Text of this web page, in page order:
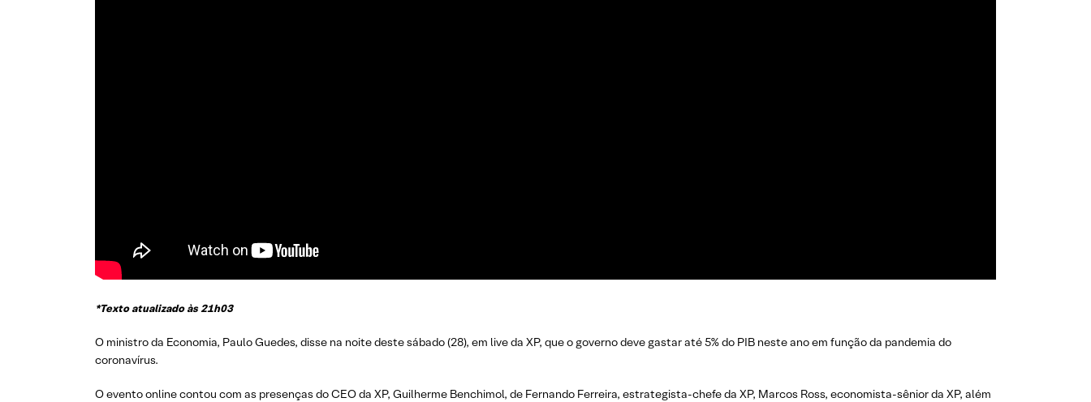
*Texto atualizado às 21h03
O ministro da Economia, Paulo Guedes, disse na noite deste sábado (28), em live da XP, que o governo deve gastar até 5% do PIB neste ano em função da pandemia do
coronavírus.
O evento online contou com as presenças do CEO da XP, Guilherme Benchimol, de Fernando Ferreira, estrategista-chefe da XP, Marcos Ross, economista-sênior da XP, além